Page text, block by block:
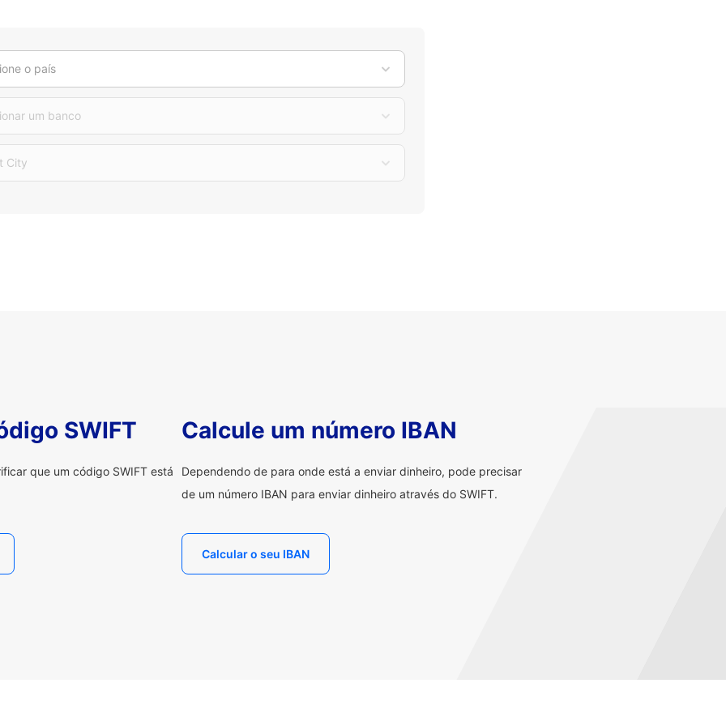
o país
um banco
City
SWIFT
que um código SWIFT está
Calcule um número IBAN
Dependendo de para onde está a enviar dinheiro, pode precisar
de um número IBAN para enviar dinheiro através do SWIFT.
Calcular o seu IBAN